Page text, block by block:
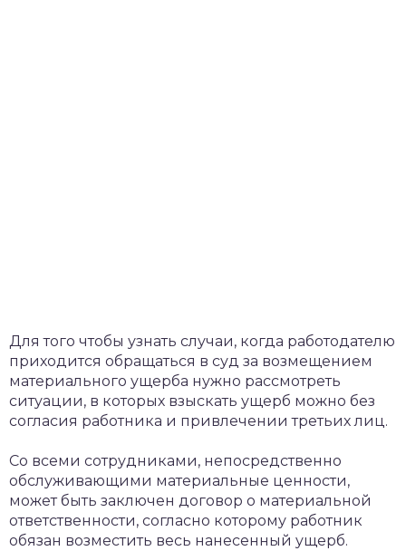
​Для того чтобы узнать случаи, когда работодателю
приходится обращаться в суд за возмещением
материального ущерба нужно рассмотреть
ситуации, в которых взыскать ущерб можно без
согласия работника и привлечении третьих лиц.
Со всеми сотрудниками, непосредственно
обслуживающими материальные ценности,
может быть заключен договор о материальной
ответственности, согласно которому работник
обязан возместить весь нанесенный ущерб.